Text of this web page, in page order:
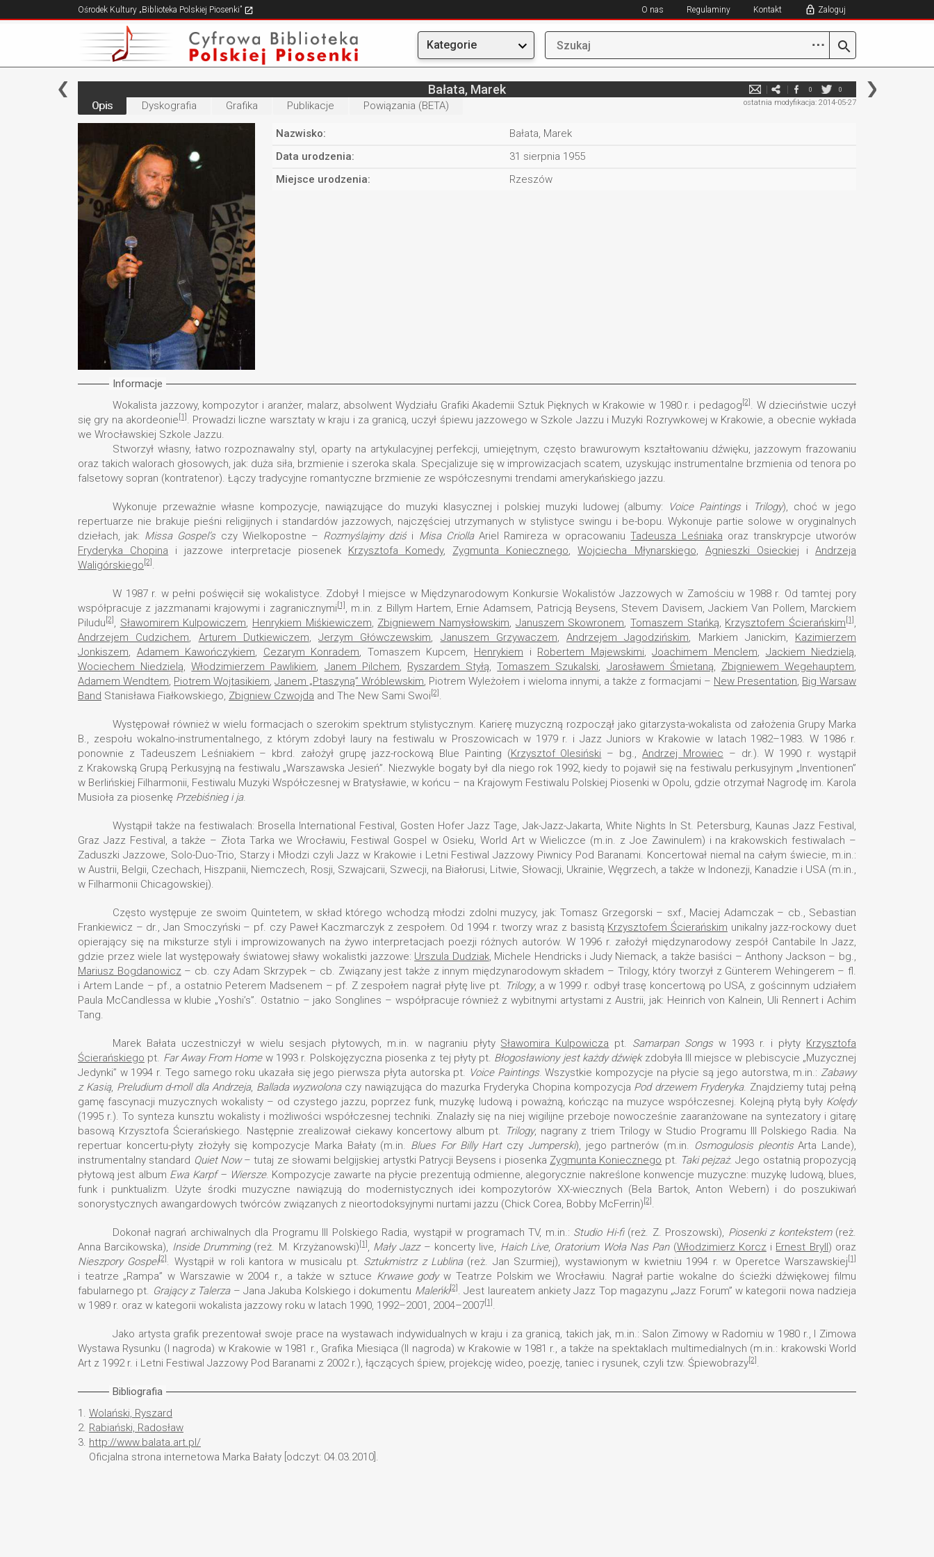
Ośrodek Kultury „Biblioteka Polskiej Piosenki” O nas Regulaminy Kontakt Zaloguj
Kategorie ⋯
Bałata, Marek 0 0
ostatnia modyfikacja: 2014-05-27
Opis Dyskografia Grafika Publikacje Powiązania (BETA)
Nazwisko:
Bałata, Marek
Data urodzenia:
31 sierpnia 1955
Miejsce urodzenia:
Rzeszów
Informacje
Wokalista jazzowy, kompozytor i aranżer, malarz, absolwent Wydziału Grafiki Akademii Sztuk Pięknych w Krakowie w 1980 r. i pedagog [2] . W dzieciństwie uczył
się gry na akordeonie [1] . Prowadzi liczne warsztaty w kraju i za granicą, uczył śpiewu jazzowego w Szkole Jazzu i Muzyki Rozrywkowej w Krakowie, a obecnie wykłada
we Wrocławskiej Szkole Jazzu.
Stworzył własny, łatwo rozpoznawalny styl, oparty na artykulacyjnej perfekcji, umiejętnym, często brawurowym kształtowaniu dźwięku, jazzowym frazowaniu
oraz takich walorach głosowych, jak: duża siła, brzmienie i szeroka skala. Specjalizuje się w improwizacjach scatem, uzyskując instrumentalne brzmienia od tenora po
falsetowy sopran (kontratenor). Łączy tradycyjne romantyczne brzmienie ze współczesnymi trendami amerykańskiego jazzu.
Wykonuje przeważnie własne kompozycje, nawiązujące do muzyki klasycznej i polskiej muzyki ludowej (albumy: Voice Paintingsi Trilogy), choć w jego
repertuarze nie brakuje pieśni religijnych i standardów jazzowych, najczęściej utrzymanych w stylistyce swingu i be-bopu. Wykonuje partie solowe w oryginalnych
dziełach, jak: Missa Gospel’sczy Wielkopostne – Rozmyślajmy dziśi Misa CriollaAriel Ramireza w opracowaniuTadeusza Leśniaka oraz transkrypcje utworów
Fryderyka Chopina i jazzowe interpretacje piosenek Krzysztofa Komedy, Zygmunta Koniecznego,Wojciecha Młynarskiego, Agnieszki Osieckiej iAndrzeja
Waligórskiego [2] .
W 1987 r. w pełni poświęcił się wokalistyce. Zdobył I miejsce w Międzynarodowym Konkursie Wokalistów Jazzowych w Zamościu w 1988 r. Od tamtej pory
współpracuje z jazzmanami krajowymi i zagranicznymi [1] , m.in. z Billym Hartem, Ernie Adamsem, Patricją Beysens, Stevem Davisem, Jackiem Van Pollem, Marckiem
Piludu [2] , Sławomirem Kulpowiczem, Henrykiem Miśkiewiczem, Zbigniewem Namysłowskim, Januszem Skowronem,Tomaszem Stańką, Krzysztofem Ścierańskim [1] ,
Andrzejem Cudzichem, Arturem Dutkiewiczem, Jerzym Główczewskim, Januszem Grzywaczem, Andrzejem Jagodzińskim, Markiem Janickim, Kazimierzem
Jonkiszem, Adamem Kawończykiem, Cezarym Konradem, Tomaszem Kupcem, Henrykiem i Robertem Majewskimi,Joachimem Menclem, Jackiem Niedzielą,
Wociechem Niedzielą,Włodzimierzem Pawlikiem, Janem Pilchem, Ryszardem Styłą,Tomaszem Szukalski, Jarosławem Śmietaną, Zbigniewem Wegehauptem,
Adamem Wendtem, Piotrem Wojtasikiem,Janem „Ptaszyną” Wróblewskim, Piotrem Wyleżołem i wieloma innymi, a także z formacjami – New Presentation, Big Warsaw
Band Stanisława Fiałkowskiego, Zbigniew Czwojda and The New Sami Swoi [2] .
Występował również w wielu formacjach o szerokim spektrum stylistycznym. Karierę muzyczną rozpoczął jako gitarzysta-wokalista od założenia Grupy Marka
B., zespołu wokalno-instrumentalnego, z którym zdobył laury na festiwalu w Proszowicach w 1979 r. i Jazz Juniors w Krakowie w latach 1982–1983. W 1986 r.
ponownie z Tadeuszem Leśniakiem – kbrd. założył grupę jazz-rockową Blue Painting (Krzysztof Olesiński – bg., Andrzej Mrowiec – dr.). W 1990 r. wystąpił
z Krakowską Grupą Perkusyjną na festiwalu „Warszawska Jesień”. Niezwykle bogaty był dla niego rok 1992, kiedy to pojawił się na festiwalu perkusyjnym „Inventionen”
w Berlińskiej Filharmonii, Festiwalu Muzyki Współczesnej w Bratysławie, w końcu – na Krajowym Festiwalu Polskiej Piosenki w Opolu, gdzie otrzymał Nagrodę im. Karola
Musioła za piosenkę Przebiśnieg i ja.
Wystąpił także na festiwalach: Brosella International Festival, Gosten Hofer Jazz Tage, Jak-Jazz-Jakarta, White Nights In St. Petersburg, Kaunas Jazz Festival,
Graz Jazz Festival, a także – Złota Tarka we Wrocławiu, Festiwal Gospel w Osieku, World Art w Wieliczce (m.in. z Joe Zawinulem) i na krakowskich festiwalach –
Zaduszki Jazzowe, Solo-Duo-Trio, Starzy i Młodzi czyli Jazz w Krakowie i Letni Festiwal Jazzowy Piwnicy Pod Baranami. Koncertował niemal na całym świecie, m.in.:
w Austrii, Belgii, Czechach, Hiszpanii, Niemczech, Rosji, Szwajcarii, Szwecji, na Białorusi, Litwie, Słowacji, Ukrainie, Węgrzech, a także w Indonezji, Kanadzie i USA (m.in.,
w Filharmonii Chicagowskiej).
Często występuje ze swoim Quintetem, w skład którego wchodzą młodzi zdolni muzycy, jak: Tomasz Grzegorski – sxf., Maciej Adamczak – cb., Sebastian
Frankiewicz – dr., Jan Smoczyński – pf. czy Paweł Kaczmarczyk z zespołem. Od 1994 r. tworzy wraz z basistą Krzysztofem Ścierańskim unikalny jazz-rockowy duet
opierający się na miksturze styli i improwizowanych na żywo interpretacjach poezji różnych autorów. W 1996 r. założył międzynarodowy zespół Cantabile In Jazz,
gdzie przez wiele lat występowały światowej sławy wokalistki jazzowe: Urszula Dudziak, Michele Hendricks i Judy Niemack, a także basiści – Anthony Jackson – bg.,
Mariusz Bogdanowicz– cb. czy Adam Skrzypek – cb. Związany jest także z innym międzynarodowym składem – Trilogy, który tworzył z Günterem Wehingerem – fl.
i Artem Lande – pf., a ostatnio Peterem Madsenem – pf. Z zespołem nagrał płytę live pt. Trilogy, a w 1999 r. odbył trasę koncertową po USA, z gościnnym udziałem
Paula McCandlessa w klubie „Yoshi’s”. Ostatnio – jako Songlines – współpracuje również z wybitnymi artystami z Austrii, jak: Heinrich von Kalnein, Uli Rennert i Achim
Tang.
Marek Bałata uczestniczył w wielu sesjach płytowych, m.in. w nagraniu płyty Sławomira Kulpowicza pt. Samarpan Songsw 1993 r. i płyty Krzysztofa
Ścierańskiego pt. Far Away From Homew 1993 r. Polskojęzyczna piosenka z tej płyty pt. Błogosławiony jest każdy dźwiękzdobyła III miejsce w plebiscycie „Muzycznej
Jedynki” w 1994 r. Tego samego roku ukazała się jego pierwsza płyta autorska pt. Voice Paintings. Wszystkie kompozycje na płycie są jego autorstwa, m.in.:Zabawy
z Kasią, Preludium d-moll dla Andrzeja, Ballada wyzwolonaczy nawiązująca do mazurka Fryderyka Chopina kompozycja Pod drzewem Fryderyka. Znajdziemy tutaj pełną
gamę fascynacji muzycznych wokalisty – od czystego jazzu, poprzez funk, muzykę ludową i poważną, kończąc na muzyce współczesnej. Kolejną płytą były Kolędy
(1995 r.). To synteza kunsztu wokalisty i możliwości współczesnej techniki. Znalazły się na niej wigilijne przeboje nowocześnie zaaranżowane na syntezatory i gitarę
basową Krzysztofa Ścierańskiego. Następnie zrealizował ciekawy koncertowy album pt.
Trilogy, nagrany z triem Trilogy w Studio Programu III Polskiego Radia. Na
repertuar koncertu-płyty złożyły się kompozycje Marka Bałaty (m.in. Blues For Billy Hartczy Jumperski), jego partnerów (m.in. Osmogulosis pleontisArta Lande),
instrumentalny standard Quiet Now– tutaj ze słowami belgijskiej artystki Patrycji Beysens i piosenka Zygmunta Koniecznego pt. Taki pejzaż. Jego ostatnią propozycją
płytową jest album Ewa Karpf – Wiersze. Kompozycje zawarte na płycie prezentują odmienne, alegorycznie nakreślone konwencje muzyczne: muzykę ludową, blues,
funk i punktualizm. Użyte środki muzyczne nawiązują do modernistycznych idei kompozytorów XX-wiecznych (Bela Bartok, Anton Webern) i do poszukiwań
sonorystycznych awangardowych twórców związanych z nieortodoksyjnymi nurtami jazzu (Chick Corea, Bobby McFerrin) [2] .
Dokonał nagrań archiwalnych dla Programu III Polskiego Radia, wystąpił w programach TV, m.in.: Studio Hi-fi(reż. Z. Proszowski), Piosenki z kontekstem(reż.
Anna Barcikowska), Inside Drumming(reż. M. Krzyżanowski) [1] , Mały Jazz– koncerty live, Haich Live, Oratorium Woła Nas Pan(Włodzimierz Korczi Ernest Bryll) oraz
Nieszpory Gospel[2] . Wystąpił w roli kantora w musicalu pt. Sztukmistrz z Lublina(reż. Jan Szurmiej), wystawionym w kwietniu 1994 r. w Operetce Warszawskiej [1]
i teatrze „Rampa” w Warszawie w 2004 r., a także w sztuce Krwawe godyw Teatrze Polskim we Wrocławiu. Nagrał partie wokalne do ścieżki dźwiękowej filmu
fabularnego pt. Grający z Talerza– Jana Jakuba Kolskiego i dokumentu Maleńki[2] . Jest laureatem ankiety Jazz Top magazynu „Jazz Forum” w kategorii nowa nadzieja
w 1989 r. oraz w kategorii wokalista jazzowy roku w latach 1990, 1992–2001, 2004–2007 [1] .
Jako artysta grafik prezentował swoje prace na wystawach indywidualnych w kraju i za granicą, takich jak, m.in.: Salon Zimowy w Radomiu w 1980 r., I Zimowa
Wystawa Rysunku (I nagroda) w Krakowie w 1981 r., Grafika Miesiąca (II nagroda) w Krakowie w 1981 r., a także na spektaklach multimedialnych (m.in.: krakowski World
Art z 1992 r. i Letni Festiwal Jazzowy Pod Baranami z 2002 r.), łączących śpiew, projekcję wideo, poezję, taniec i rysunek, czyli tzw. Śpiewobrazy [2] .
Bibliografia
1. Wolański, Ryszard
2. Rabiański, Radosław
3. http://www.balata.art.pl/
Oficjalna strona internetowa Marka Bałaty [odczyt: 04.03.2010].